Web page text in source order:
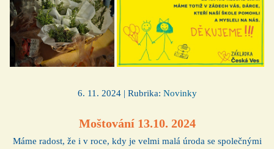
6. 11. 2024 | Rubrika: Novinky
Moštování 13.10. 2024
Máme radost, že i v roce, kdy je velmi malá úroda se společnými